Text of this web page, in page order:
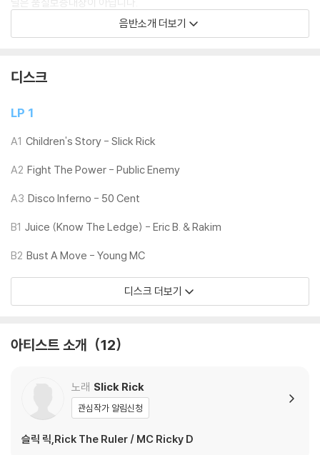
3) 일본 제작 LP는 대부분 겉비닐이 밀봉되어 있지 않습니다.
4) 디지털 다운로드 코드는 본사에서 공지 없이 증정 종료될 수 있습니다.
※ 재생 불량
1) 침압 조절 기능이 없는 턴테이블을 사용하시는 경우, (주로 올인원 형태
모델) 다이내믹 사운드의 편차가 큰 트랙을 재생할 때 이상 현상이 발생할
기기 문제로 인해 발생하는 재생 불량 현상에 대해서는 반품/교환이 불가
2) 디스크는 정전기와 먼지로 인해 재생이 원활하지 않은 경우가 있습니
다. 전용 제품으로 이를 제거하면 대부분 해결됩니다.
1) 열을 가하여 제작하는 바이닐 공정 특성상 디스크 표면이 미세하게 울
렁거리거나 휘어지는 경우가 있습니다.
재생이 불안정한 경우 스태빌라이저를 사용하시면 좀 더 안정적인 재생이
지되도록 디스크 센터 홀 구경이 작게 제작되는 경우가 있습니다. 턴테이
하시면 해결됩니다.
3) 디스크에 미세한 잔 흠집이 남아있거나 인쇄 면이 깨끗하지 않은 경우
가 있으며, 이는 상품의 불량이 아닙니다. 단, 재생에 이상이 있는 경우에는
불량으로 인한 반품/교환이 가능합니다
음반소개 더보기
디스크
LP 1
A1 Children's Story - Slick Rick
A2 Fight The Power - Public Enemy
A3 Disco Inferno - 50 Cent
B1 Juice (Know The Ledge) - Eric B. & Rakim
B2 Bust A Move - Young MC
디스크 더보기
아티스트 소개 12
노래 Slick Rick
관심작가 알림신청
슬릭 릭,Rick The Ruler / MC Ricky D